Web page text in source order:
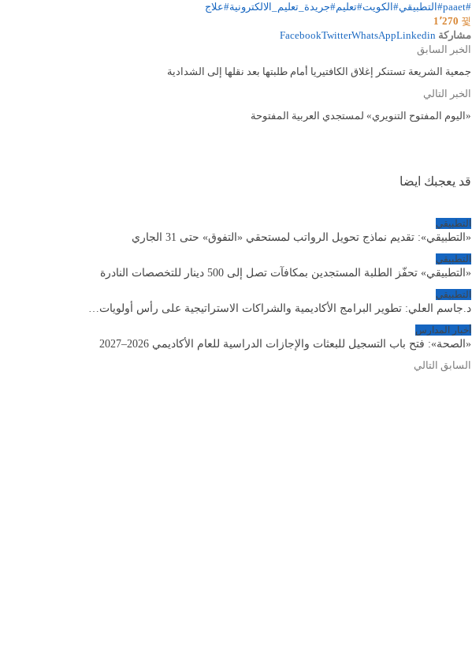
#paaet #التطبيقي#الكويت#تعليم#جريدة_تعليم_الالكترونية#علاج
1٬270
مشاركة
FacebookTwitterWhatsAppLinkedin
الخبر السابق
جمعية الشريعة تستنكر إغلاق الكافتيريا أمام طلبتها بعد نقلها إلى الشدادية
الخبر التالي
«اليوم المفتوح التنويري» لمستجدي العربية المفتوحة
قد يعجبك ايضا
التطبيقي
«التطبيقي»: تقديم نماذج تحويل الرواتب لمستحقي «التفوق» حتى 31 الجاري
التطبيقي
«التطبيقي» تحفّز الطلبة المستجدين بمكافآت تصل إلى 500 دينار للتخصصات النادرة
التطبيقي
د.جاسم العلي: تطوير البرامج الأكاديمية والشراكات الاستراتيجية على رأس أولويات…
أخبار المدارس
«الصحة»: فتح باب التسجيل للبعثات والإجازات الدراسية للعام الأكاديمي 2026–2027
السابق التالي